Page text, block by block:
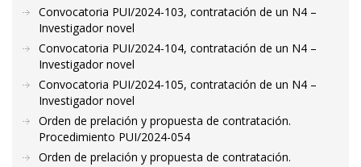
Convocatoria PUI/2024-103, contratación de un N4 –
Investigador novel
Convocatoria PUI/2024-104, contratación de un N4 –
Investigador novel
Convocatoria PUI/2024-105, contratación de un N4 –
Investigador novel
Orden de prelación y propuesta de contratación.
Procedimiento PUI/2024-054
Orden de prelación y propuesta de contratación.